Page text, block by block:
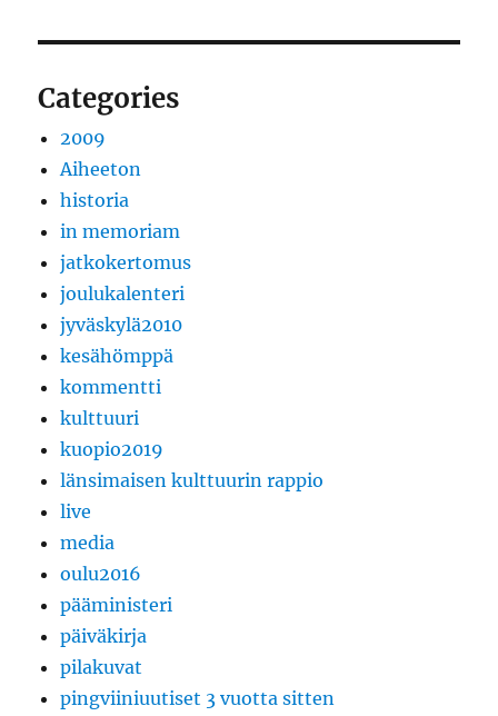
Categories
2009
Aiheeton
historia
in memoriam
jatkokertomus
joulukalenteri
jyväskylä2010
kesähömppä
kommentti
kulttuuri
kuopio2019
länsimaisen kulttuurin rappio
live
media
oulu2016
pääministeri
päiväkirja
pilakuvat
pingviiniuutiset 3 vuotta sitten